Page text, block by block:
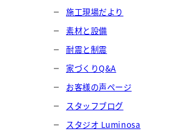
施工現場だより
素材と設備
耐震と制震
家づくりQ&A
お客様の声ページ
スタッフブログ
スタジオ Luminosa